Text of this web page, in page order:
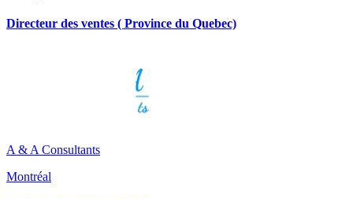
Directeur des ventes ( Province du Quebec)
A & A Consultants
Montréal